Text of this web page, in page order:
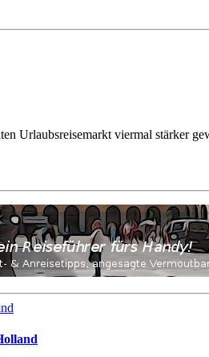
Urlaubsreisemarkt viermal